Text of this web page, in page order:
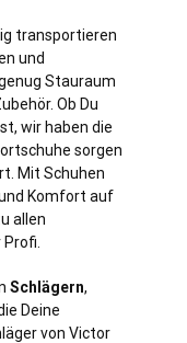
transportieren
und
Stauraum
Ob Du
wir haben die
sorgen
Mit Schuhen
Komfort auf
allen
Schlägern,
Deine
von Victor